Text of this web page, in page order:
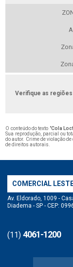
Verifique as
O conteúdo do texto "Cola
Sua reprodução, parcial ou
do autor. Crime de violação
de direitos autorais.
COMERCIAL
Av. Eldorado, 1009 -
Diadema - SP - CEP:
(11) 4061-1200